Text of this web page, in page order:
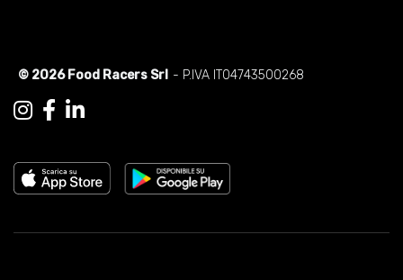
© 2026 Food Racers Srl - P.IVA IT04743500268